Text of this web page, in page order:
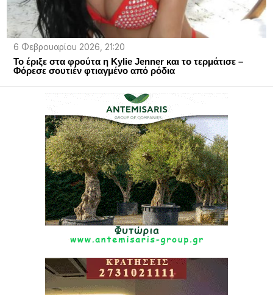
6 Φεβρουαρίου 2026, 21:20
Το έριξε στα φρούτα η Kylie Jenner και το τερμάτισε –
Φόρεσε σουτιέν φτιαγμένο από ρόδια